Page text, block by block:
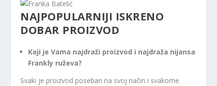
NAJPOPULARNIJI ISKRENO
DOBAR PROIZVOD
Koji je Vama najdraži proizvod i najdraža nijansa
Frankly ruževa?
Svaki je proizvod poseban na svoj način i svakome